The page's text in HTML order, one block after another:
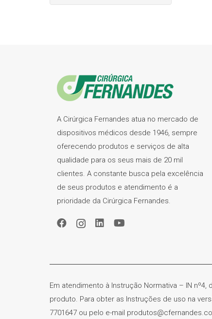
A Cirúrgica Fernandes atua no mercado de
dispositivos médicos desde 1946, sempre
oferecendo produtos e serviços de alta
qualidade para os seus mais de 20 mil
clientes. A constante busca pela excelência
de seus produtos e atendimento é a
prioridade da Cirúrgica Fernandes.
Em atendimento à Instrução Normativa – IN
produto. Para obter as Instruções de uso na
7701647 ou pelo e-mail